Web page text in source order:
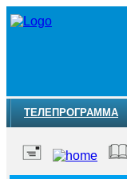
ТЕЛЕПРОГРАММА